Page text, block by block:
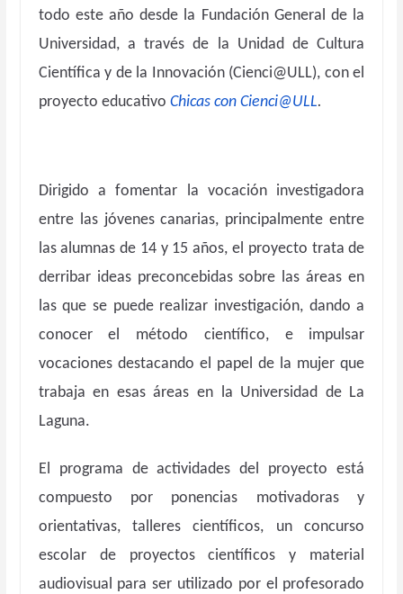
todo este año desde la Fundación General de la
Universidad, a través de la Unidad de Cultura
Científica y de la Innovación (Cienci@ULL), con el
proyecto educativo Chicas con Cienci@ULL.
Dirigido a fomentar la vocación investigadora
entre las jóvenes canarias, principalmente entre
las alumnas de 14 y 15 años, el proyecto trata de
derribar ideas preconcebidas sobre las áreas en
las que se puede realizar investigación, dando a
conocer el método científico, e impulsar
vocaciones destacando el papel de la mujer que
trabaja en esas áreas en la Universidad de La
Laguna.
El programa de actividades del proyecto está
compuesto por ponencias motivadoras y
orientativas, talleres científicos, un concurso
escolar de proyectos científicos y material
audiovisual para ser utilizado por el profesorado